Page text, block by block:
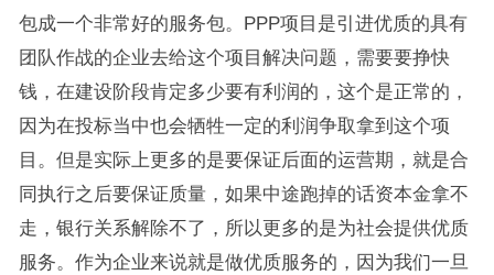
包成一个非常好的服务包。PPP项目是引进优质的具有
团队作战的企业去给这个项目解决问题，需要要挣快
钱，在建设阶段肯定多少要有利润的，这个是正常的，
因为在投标当中也会牺牲一定的利润争取拿到这个项
目。但是实际上更多的是要保证后面的运营期，就是合
同执行之后要保证质量，如果中途跑掉的话资本金拿不
走，银行关系解除不了，所以更多的是为社会提供优质
服务。作为企业来说就是做优质服务的，因为我们一旦